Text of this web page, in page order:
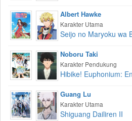
Albert Hawke
Karakter Utama
Seijo no Maryoku wa
Noboru Taki
Karakter Pendukung
Hibike! Euphonium:
Guang Lu
Karakter Utama
Shiguang Dailiren II